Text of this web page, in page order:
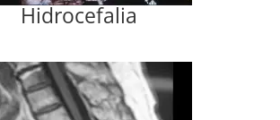
Hidrocefalia